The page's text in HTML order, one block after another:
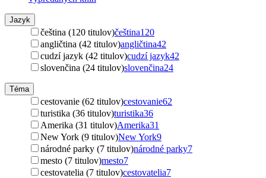
Jazyk
čeština (120 titulov)čeština120
angličtina (42 titulov)angličtina42
cudzí jazyk (42 titulov)cudzí jazyk42
slovenčina (24 titulov)slovenčina24
Téma
cestovanie (62 titulov)cestovanie62
turistika (36 titulov)turistika36
Amerika (31 titulov)Amerika31
New York (9 titulov)New York9
národné parky (7 titulov)národné parky7
mesto (7 titulov)mesto7
cestovatelia (7 titulov)cestovatelia7